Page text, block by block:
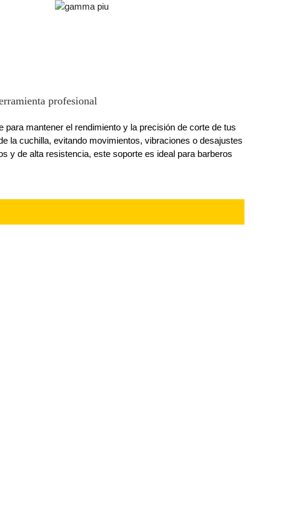
profesional
para mantener el rendimiento y la precisión de corte de tus
la cuchilla, evitando movimientos, vibraciones o desajustes
y de alta resistencia, este soporte es ideal para barberos